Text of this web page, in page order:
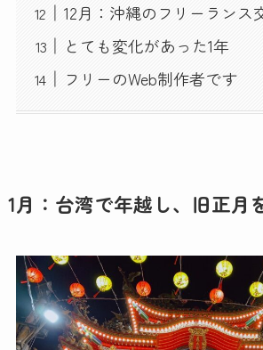
12月：沖縄のフリーランス
とても変化があった1年
フリーのWeb制作者です
1月：台湾で年越し、旧正月